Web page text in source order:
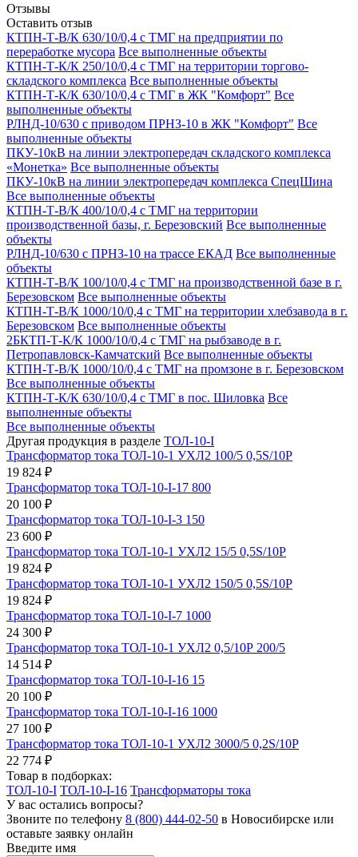
Отзывы
Оставить отзыв
КТПН-Т-В/К 630/10/0,4 с ТМГ на предприятии по
переработке мусора Все выполненные объекты
КТПН-Т-К/К 250/10/0,4 с ТМГ на территории торгово-
складского комплекса Все выполненные объекты
КТПН-Т-К/К 630/10/0,4 с ТМГ в ЖК "Комфорт" Все
выполненные объекты
РЛНД-10/630 с приводом ПРНЗ-10 в ЖК "Комфорт" Все
выполненные объекты
ПКУ-10кВ на линии электропередач складского комплекса
«Монетка» Все выполненные объекты
ПКУ-10кВ на линии электропередач комплекса СпецШина
Все выполненные объекты
КТПН-Т-В/К 400/10/0,4 с ТМГ на территории
производственной базы, г. Березовский Все выполненные
объекты
РЛНД-10/630 с ПРНЗ-10 на трассе ЕКАД Все выполненные
объекты
КТПН-Т-В/К 100/10/0,4 с ТМГ на производственной базе в г.
Березовском Все выполненные объекты
КТПН-Т-В/К 1000/10/0,4 с ТМГ на территории хлебзавода в г.
Березовском Все выполненные объекты
2БКТП-Т-К/К 1000/10/0,4 с ТМГ на рыбзаводе в г.
Петропавловск-Камчатский Все выполненные объекты
КТПН-Т-В/К 1000/10/0,4 с ТМГ на промзоне в г. Березовском
Все выполненные объекты
КТПН-Т-К/К 630/10/0,4 с ТМГ в пос. Шиловка Все
выполненные объекты
Все выполненные объекты
Другая продукция в разделе ТОЛ-10-I
Трансформатор тока ТОЛ-10-1 УХЛ2 100/5 0,5S/10Р
19 824 ₽
Трансформатор тока ТОЛ-10-I-17 800
20 100 ₽
Трансформатор тока ТОЛ-10-I-3 150
23 600 ₽
Трансформатор тока ТОЛ-10-1 УХЛ2 15/5 0,5S/10Р
19 824 ₽
Трансформатор тока ТОЛ-10-1 УХЛ2 150/5 0,5S/10Р
19 824 ₽
Трансформатор тока ТОЛ-10-I-7 1000
24 300 ₽
Трансформатор тока ТОЛ-10-1 УХЛ2 0,5/10Р 200/5
14 514 ₽
Трансформатор тока ТОЛ-10-I-16 15
20 100 ₽
Трансформатор тока ТОЛ-10-I-16 1000
27 100 ₽
Трансформатор тока ТОЛ-10-1 УХЛ2 3000/5 0,2S/10Р
22 774 ₽
Товар в подборках:
ТОЛ-10-I ТОЛ-10-I-16 Трансформаторы тока
У вас остались вопросы?
Звоните по телефону 8 (800) 444-02-50 в Новосибирске или
оставьте заявку онлайн
Введите имя